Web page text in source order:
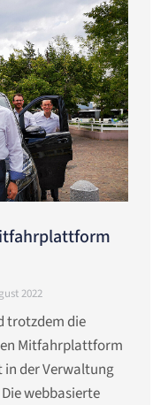
2022
trotzdem die
Mitfahrplattform
in der Verwaltung
webbasierte